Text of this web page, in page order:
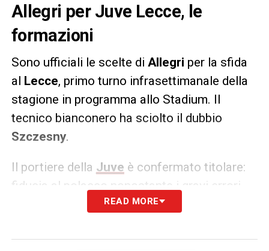
Allegri per Juve Lecce, le
formazioni
Sono ufficiali le scelte di Allegri per la sfida
al Lecce, primo turno infrasettimanale della
stagione in programma allo Stadium. Il
tecnico bianconero ha sciolto il dubbio
Szczesny.
Il portiere della Juve è confermato titolare:
fiducia al polacco nonostante i gravi errori
commessi sul campo delSassuolo
LA PLAYLIST DELLE NOSTRE TOP NEWS
READ MORE